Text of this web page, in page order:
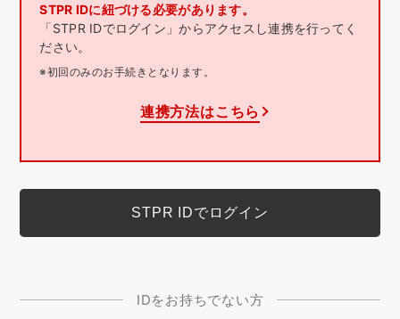
STPR IDに紐づける必要があります。
「STPR IDでログイン」からアクセスし連携を行ってく
ださい。
※初回のみのお手続きとなります。
連携方法はこちら
IDをお持ちでない方